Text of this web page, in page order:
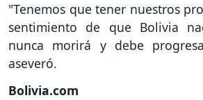
"Tenemos que tener nuestros
sentimiento de que Bolivia
nunca morirá y debe
aseveró.
Bolivia.com